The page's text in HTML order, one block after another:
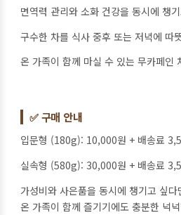
면역력 관리와 소화 건강을 동시에 챙
구수한 차를 식사 중후 또는 저녁에 따
온 가족이 함께 마실 수 있는 무카페인
✅ 구매 안내
입문형 (180g): 10,000원 + 배송료
실속형 (580g): 30,000원 + 배송료
가성비와 사은품을 동시에 챙기고 싶
온 가족이 함께 즐기기에도 충분한 넉